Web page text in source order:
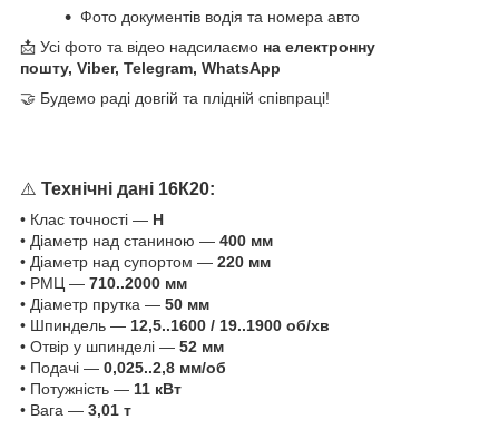
Фото документів водія та номера авто
📩 Усі фото та відео надсилаємо на електронну
пошту, Viber, Telegram, WhatsApp
🤝 Будемо раді довгій та плідній співпраці!
⚠️ Технічні дані 16К20:
• Клас точності — Н
• Діаметр над станиною — 400 мм
• Діаметр над супортом — 220 мм
• РМЦ — 710..2000 мм
• Діаметр прутка — 50 мм
• Шпиндель — 12,5..1600 / 19..1900 об/хв
• Отвір у шпинделі — 52 мм
• Подачі — 0,025..2,8 мм/об
• Потужність — 11 кВт
• Вага — 3,01 т